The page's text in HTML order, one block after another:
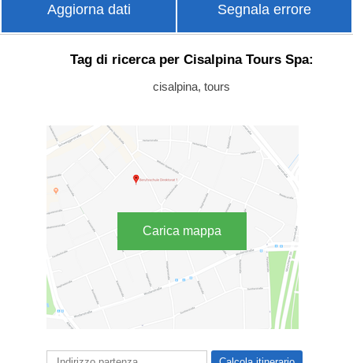
Aggiorna dati Segnala errore
Tag di ricerca per Cisalpina Tours Spa:
cisalpina, tours
Carica mappa